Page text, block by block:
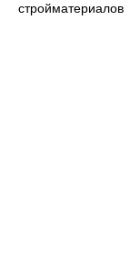
стройматериалов